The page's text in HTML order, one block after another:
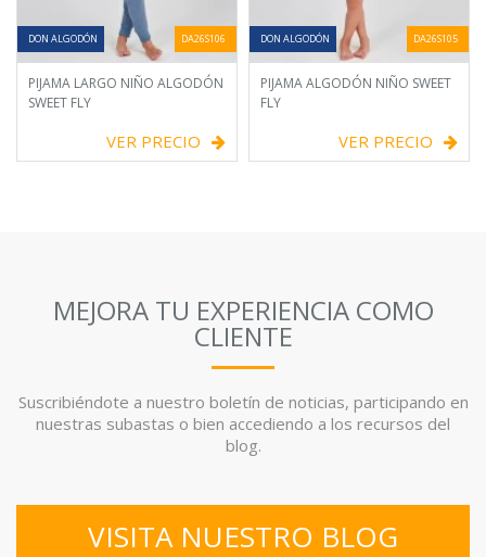
DON ALGODÓN DA26S106
PIJAMA LARGO NIÑO ALGODÓN
SWEET FLY
VER PRECIO
DON ALGODÓN DA26S105
PIJAMA ALGODÓN NIÑO SWEET
FLY
VER PRECIO
MEJORA TU EXPERIENCIA COMO
CLIENTE
Suscribiéndote a nuestro boletín de noticias, participando en
nuestras subastas o bien accediendo a los recursos del
blog.
VISITA NUESTRO BLOG